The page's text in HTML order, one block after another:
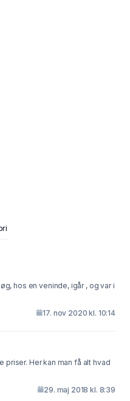
hos en veninde, igår , og var i
17. nov 2020 kl. 10:14
priser. Her kan man få alt hvad
29. maj 2018 kl. 8:39